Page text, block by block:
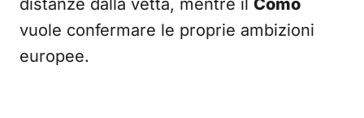
distanze dalla vetta, mentre il Como
vuole confermare le proprie ambizioni
europee.